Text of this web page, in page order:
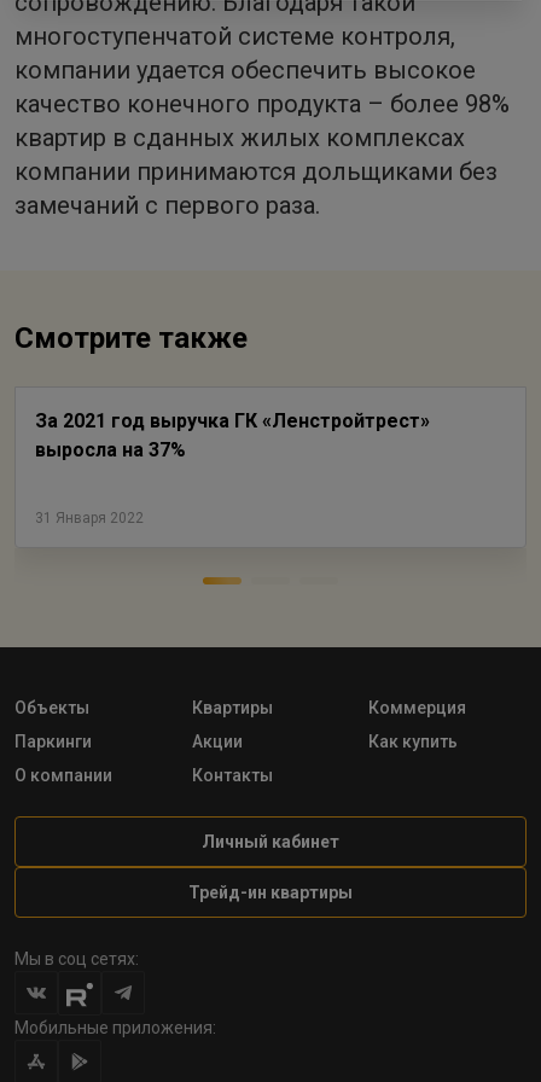
многоступенчатой системе контроля,
компании удается обеспечить высокое
качество конечного продукта – более 98%
квартир в сданных жилых комплексах
компании принимаются дольщиками без
замечаний с первого раза.
Смотрите также
За 2021 год выручка ГК «Ленстройтрест»
выросла на 37%
31 Января 2022
Объекты Квартиры
Коммерция
Паркинги
Акции
Как купить
О компании
Контакты
Личный кабинет
Трейд-ин квартиры
Мы в соц сетях:
Мобильные приложения: